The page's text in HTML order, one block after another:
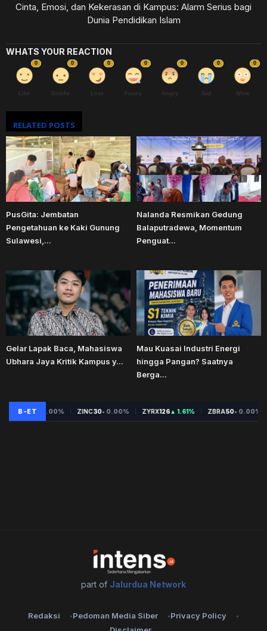
Cinta, Emosi, dan Kekerasan di Kampus: Alarm Serius bagi
Dunia Pendidikan Islam
WHATS YOUR REACTION
0 0
Dislike
0
Love
0
Funny
0
Angry
0
Sad
0
Wow
RELATED POSTS
PusGita: Jembatan
Pengetahuan ke Kaki Gunung
Sulawesi,...
Nalanda Resmikan Gedung
Balaputradewa, Momentum
Penguat...
Gelar Lapak Baca, Mahasiswa
Ubhara Jaya Kritik Kampus y...
Mau Kuasai Industri Energi
hingga Pangan? Saatnya
Berga...
part of Jalurdua Network
Redaksi Pedoman Media Siber
Privacy Policy